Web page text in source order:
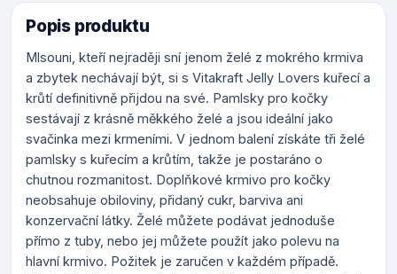
Popis produktu
Mlsouni, kteří nejraději sní jenom želé z mokrého krmiva
a zbytek nechávají být, si s Vitakraft Jelly Lovers kuřecí a
krůtí definitivně přijdou na své. Pamlsky pro kočky
sestávají z krásně měkkého želé a jsou ideální jako
svačinka mezi krmeními. V jednom balení získáte tři želé
pamlsky s kuřecím a krůtím, takže je postaráno o
chutnou rozmanitost. Doplňkové krmivo pro kočky
neobsahuje obiloviny, přidaný cukr, barviva ani
konzervační látky. Želé můžete podávat jednoduše
přímo z tuby, nebo jej můžete použít jako polevu na
hlavní krmivo. Požitek je zaručen v každém případě.